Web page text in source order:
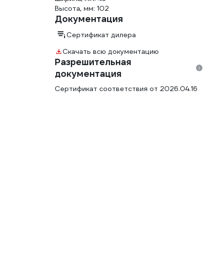
Высота, мм: 102
Документация
Сертификат дилера
Скачать всю документацию
Разрешительная
документация
Сертификат соответствия от 2026.04.16